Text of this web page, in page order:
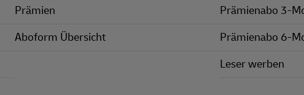
Prämien
Aboform Übersicht
Prämienabo 3-
Prämienabo 6-
Leser werben